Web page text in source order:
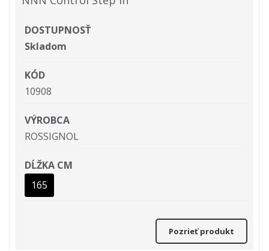
DOSTUPNOSŤ
Skladom
KÓD
10908
VÝROBCA
ROSSIGNOL
DĹŽKA CM
165
Pozrieť produkt